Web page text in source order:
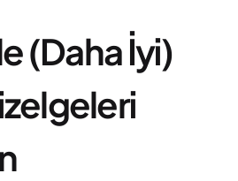
(Daha İyi)